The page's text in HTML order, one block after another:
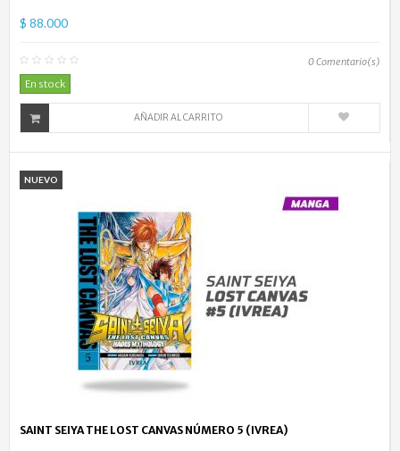
$ 88.000
0Comentario(s)
En stock
AÑADIR AL CARRITO
NUEVO
SAINT SEIYA THE LOST CANVAS NÚMERO 5 (IVREA)